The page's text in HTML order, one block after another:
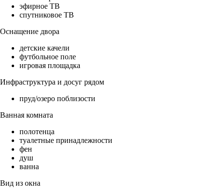
эфирное ТВ
спутниковое ТВ
Оснащение двора
детские качели
футбольное поле
игровая площадка
Инфраструктура и досуг рядом
пруд/озеро поблизости
Ванная комната
полотенца
туалетные принадлежности
фен
душ
ванна
Вид из окна